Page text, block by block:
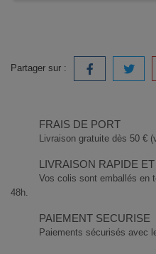
Partager sur :
FRAIS DE PORT
Livraison gratuite dès 50 €
LIVRAISON RAPIDE
Vos colis sont emballés en
48h.
PAIEMENT SECURISE
Paiements sécurisés avec